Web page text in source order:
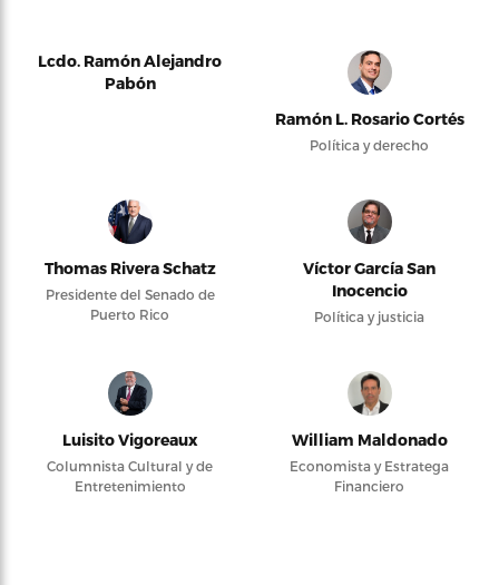
Lcdo. Ramón Alejandro
Pabón
Ramón L. Rosario Cortés
Política y derecho
Thomas Rivera Schatz
Presidente del Senado de
Puerto Rico
Víctor García San
Inocencio
Política y justicia
Luisito Vigoreaux
Columnista Cultural y de
Entretenimiento
William Maldonado
Economista y Estratega
Financiero